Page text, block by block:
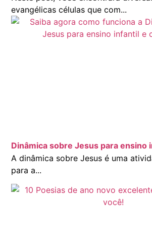
evangélicas células que com...
Dinâmica sobre Jesus para ensino
A dinâmica sobre Jesus é uma
para a...